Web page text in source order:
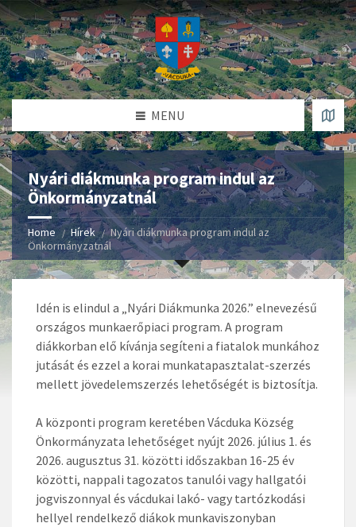
MENU
Nyári diákmunka program indul az
Önkormányzatnál
Home Hírek
Nyári diákmunka program indul az
Önkormányzatnál
Idén is elindul a „Nyári Diákmunka 2026.” elnevezésű
országos munkaerőpiaci program. A program
diákkorban elő kívánja segíteni a fiatalok munkához
jutását és ezzel a korai munkatapasztalat-szerzés
mellett jövedelemszerzés lehetőségét is biztosítja.
A központi program keretében Vácduka Község
Önkormányzata lehetőséget nyújt 2026. július 1. és
2026. augusztus 31. közötti időszakban 16-25 év
közötti, nappali tagozatos tanulói vagy hallgatói
jogviszonnyal és vácdukai lakó- vagy tartózkodási
hellyel rendelkező diákok munkaviszonyban